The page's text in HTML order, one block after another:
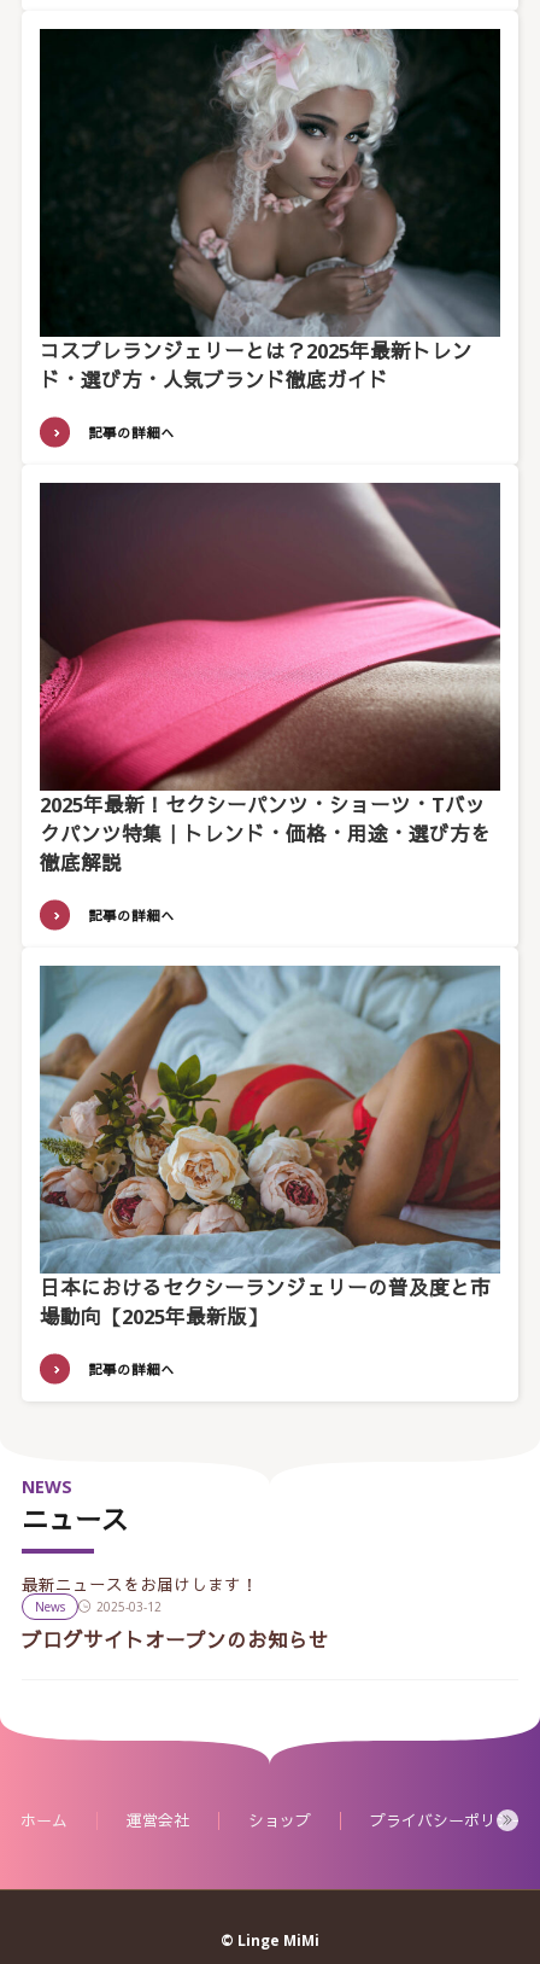
コスプレランジェリーとは？2025年最新トレン
ド・選び方・人気ブランド徹底ガイド
記事の詳細へ
2025年最新！セクシーパンツ・ショーツ・Tバッ
クパンツ特集｜トレンド・価格・用途・選び方を
徹底解説
記事の詳細へ
日本におけるセクシーランジェリーの普及度と市
場動向【2025年最新版】
記事の詳細へ
ニュース
NEWS
最新ニュースをお届けします！
News 2025-03-12
ブログサイトオープンのお知らせ
ホーム 運営会社 ショップ プライバシーポリシー
© Linge MiMi